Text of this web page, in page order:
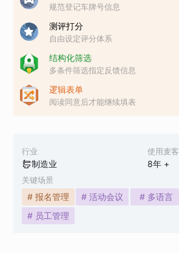
行业
制造业
使用麦客
8年 +
关键场景
# 报名管理 # 活动会议 # 多语言
# 员工管理
规范登记车牌号信息
测评打分
自由设定评分体系
结构化筛选
多条件筛选指定反馈信息
逻辑表单
阅读同意后才能继续填表